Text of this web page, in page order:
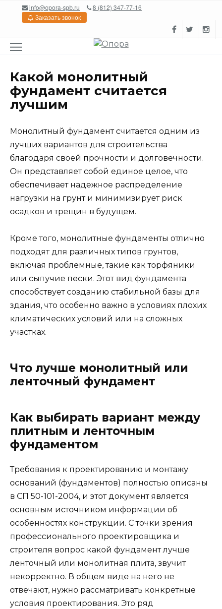
Перейтиinfo@opora-spb.ru
8 (812) 347-77-16
Заказать звонок
Какой монолитный
фундамент считается
лучшим
Монолитный фундамент считается одним из
лучших вариантов для строительства
благодаря своей прочности и долговечности.
Он представляет собой единое целое, что
обеспечивает надежное распределение
нагрузки на грунт и минимизирует риск
осадков и трещин в будущем.
Кроме того, монолитные фундаменты отлично
подходят для различных типов грунтов,
включая проблемные, такие как торфяники
или сыпучие пески. Этот вид фундамента
способствует созданию стабильной базы для
здания, что особенно важно в условиях плохих
климатических условий или на сложных
участках.
Что лучше монолитный или
ленточный фундамент
Как выбирать вариант между
плитным и ленточным
фундаментом
Требования к проектированию и монтажу
оснований (фундаментов) полностью описаны
в СП 50-101-2004, и этот документ является
основным источником информации об
особенностях конструкции. С точки зрения
профессионального проектировщика и
строителя вопрос какой фундамент лучше
ленточный или монолитная плита, звучит
некорректно. В общем виде на него не
отвечают, нужно рассматривать конкретные
условия проектирования. Это ряд